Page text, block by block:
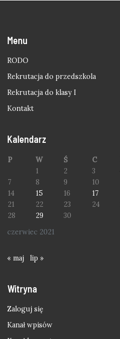
Menu
RODO
Rekrutacja do przedszkola
Rekrutacja do klasy I
Kontakt
Kalendarz
czerwiec 2021
P W Ś C
1
2 3
7
8 9 10
14
15 16 17
21
22 23 24
28
29 30
« maj lip »
Witryna
Zaloguj się
Kanał wpisów